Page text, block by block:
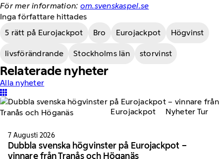
För mer information: om.svenskaspel.se
Inga författare hittades
5 rätt på Eurojackpot
Bro Eurojackpot Högvinst
livsförändrande Stockholms län storvinst
Relaterade nyheter
Alla nyheter
Eurojackpot Nyheter Tur
7 Augusti 2026
Dubbla svenska högvinster på Eurojackpot –
vinnare från Tranås och Höganäs